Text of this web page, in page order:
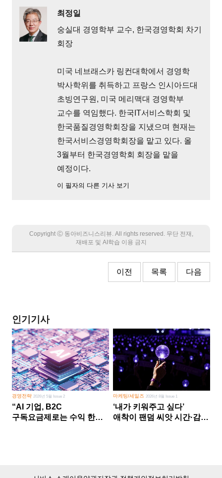
최정일
숭실대 경영학부 교수, 한국경영학회 차기
회장
미국 네브래스카 링컨대학에서 경영학
박사학위를 취득하고 프랑스 인시아드대
초빙연구원, 미국 메리맥대 경영학부
교수를 역임했다. 한국IT서비스학회 및
한국품질경영학회장을 지냈으며 현재는
한국서비스경영학회장을 맡고 있다. 올
3월부터 한국경영학회 회장을 맡을
예정이다.
이 필자의 다른 기사 보기
Copyright Ⓒ 동아비즈니스리뷰. All rights reserved. 무단 전재,
재배포 및 AI학습 이용 금지
이전 목록 다음
인기기사
경영전략 2026년 5월 Issue 2
“AI 기업, B2C
구독요금제로는 수익 한계
마케팅/세일즈 2026년 8월 Issue 1
‘내가 키워주고 싶다’
애착이 팬덤 씨앗 시간·감정